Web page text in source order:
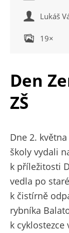
Lukáš
19×
Den
ZŠ
Dne 2.
školy vydali
k příležitosti
vedla po
k čistírně
rybníka
k cyklostezce